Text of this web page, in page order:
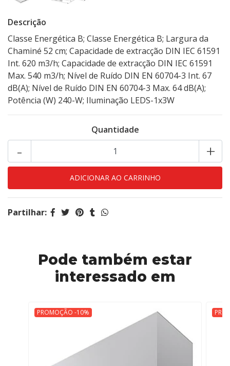
Descrição
Classe Energética B; Classe Energética B; Largura da
Chaminé 52 cm; Capacidade de extracção DIN IEC 61591
Int. 620 m3/h; Capacidade de extracção DIN IEC 61591
Max. 540 m3/h; Nível de Ruído DIN EN 60704-3 Int. 67
dB(A); Nível de Ruído DIN EN 60704-3 Max. 64 dB(A);
Potência (W) 240-W; Iluminação LEDS-1x3W
Quantidade
+
-
Partilhar:
Pode também estar
interessado em
PROMOÇÃO -10%